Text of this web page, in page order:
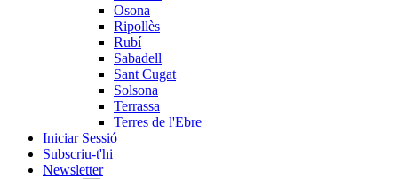
Osona
Ripollès
Rubí
Sabadell
Sant Cugat
Solsona
Terrassa
Terres de l'Ebre
Iniciar Sessió
Subscriu-t'hi
Newsletter